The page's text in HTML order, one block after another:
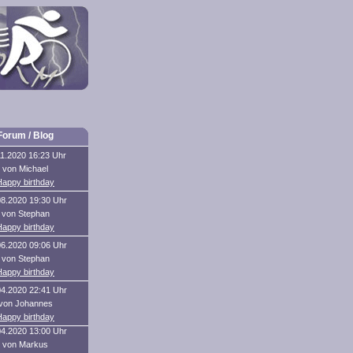
/ Blog
16:23 Uhr
von Michael
birthday
19:30 Uhr
von Stephan
birthday
09:06 Uhr
von Stephan
birthday
22:41 Uhr
Johannes
birthday
13:00 Uhr
von Markus